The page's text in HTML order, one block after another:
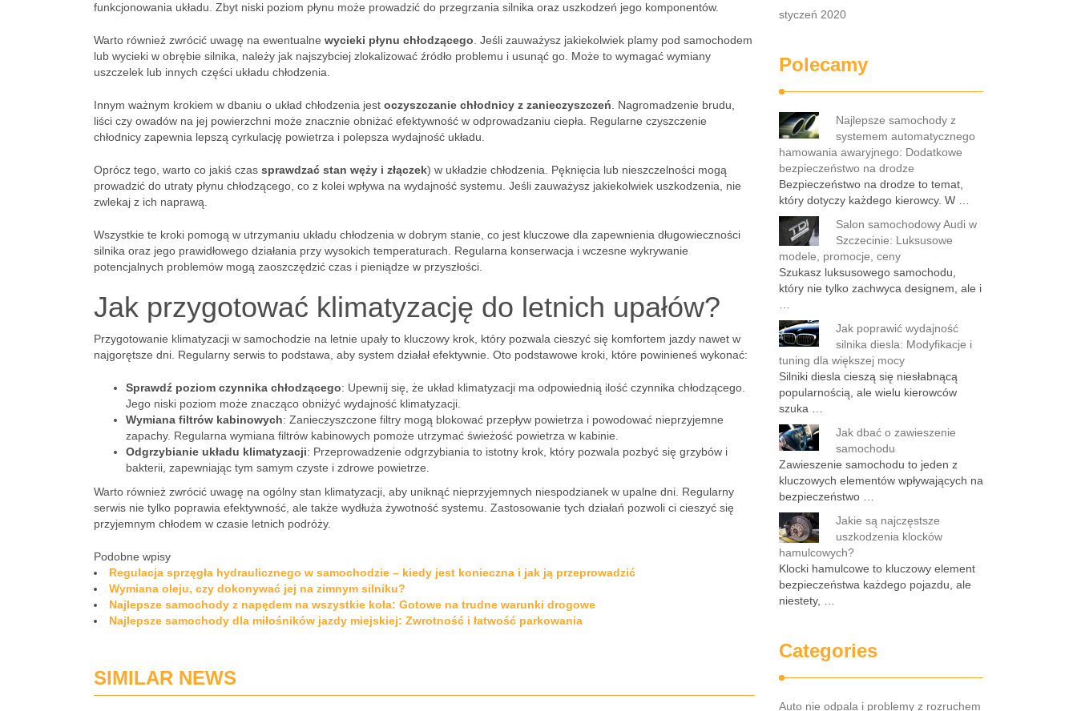
funkcjonowania układu. Zbyt niski poziom płynu może prowadzić do przegrzania silnika oraz uszkodzeń jego komponentów.
Warto również zwrócić uwagę na ewentualne wycieki płynu chłodzącego . Jeśli zauważysz jakiekolwiek plamy pod samochodem
lub wycieki w obrębie silnika, należy jak najszybciej zlokalizować źródło problemu i usunąć go. Może to wymagać wymiany
uszczelek lub innych części układu chłodzenia.
Innym ważnym krokiem w dbaniu o układ chłodzenia jest oczyszczanie chłodnicy z zanieczyszczeń . Nagromadzenie brudu,
liści czy owadów na jej powierzchni może znacznie obniżać efektywność w odprowadzaniu ciepła. Regularne czyszczenie
chłodnicy zapewnia lepszą cyrkulację powietrza i polepsza wydajność układu.
Oprócz tego, warto co jakiś czas sprawdzać stan węży i złączek) w układzie chłodzenia. Pęknięcia lub nieszczelności mogą
prowadzić do utraty płynu chłodzącego, co z kolei wpływa na wydajność systemu. Jeśli zauważysz jakiekolwiek uszkodzenia, nie
zwlekaj z ich naprawą.
Wszystkie te kroki pomogą w utrzymaniu układu chłodzenia w dobrym stanie, co jest kluczowe dla zapewnienia długowieczności
silnika oraz jego prawidłowego działania przy wysokich temperaturach. Regularna konserwacja i wczesne wykrywanie
potencjalnych problemów mogą zaoszczędzić czas i pieniądze w przyszłości.
Jak przygotować klimatyzację do letnich upałów?
Przygotowanie klimatyzacji w samochodzie na letnie upały to kluczowy krok, który pozwala cieszyć się komfortem jazdy nawet w
najgorętsze dni. Regularny serwis to podstawa, aby system działał efektywnie. Oto podstawowe kroki, które powinieneś wykonać:
Sprawdź poziom czynnika chłodzącego: Upewnij się, że układ klimatyzacji ma odpowiednią ilość czynnika chłodzącego.
Jego niski poziom może znacząco obniżyć wydajność klimatyzacji.
Wymiana filtrów kabinowych: Zanieczyszczone filtry mogą blokować przepływ powietrza i powodować nieprzyjemne
zapachy. Regularna wymiana filtrów kabinowych pomoże utrzymać świeżość powietrza w kabinie.
Odgrzybianie układu klimatyzacji: Przeprowadzenie odgrzybiania to istotny krok, który pozwala pozbyć się grzybów i
bakterii, zapewniając tym samym czyste i zdrowe powietrze.
Warto również zwrócić uwagę na ogólny stan klimatyzacji, aby uniknąć nieprzyjemnych niespodzianek w upalne dni. Regularny
serwis nie tylko poprawia efektywność, ale także wydłuża żywotność systemu. Zastosowanie tych działań pozwoli ci cieszyć się
przyjemnym chłodem w czasie letnich podróży.
Podobne wpisy
Regulacja sprzęgła hydraulicznego w samochodzie – kiedy jest konieczna i jak ją przeprowadzić
Wymiana oleju, czy dokonywać jej na zimnym silniku?
Najlepsze samochody z napędem na wszystkie koła: Gotowe na trudne warunki drogowe
Najlepsze samochody dla miłośników jazdy miejskiej: Zwrotność i łatwość parkowania
SIMILAR NEWS
styczeń 2020
Polecamy
Najlepsze samochody z
systemem automatycznego
hamowania awaryjnego: Dodatkowe
bezpieczeństwo na drodze
Bezpieczeństwo na drodze to temat,
który dotyczy każdego kierowcy. W …
Salon samochodowy Audi w
Szczecinie: Luksusowe
modele, promocje, ceny
Szukasz luksusowego samochodu,
który nie tylko zachwyca designem, ale i
Jak poprawić wydajność
silnika diesla: Modyfikacje i
tuning dla większej mocy
Silniki diesla cieszą się niesłabnącą
popularnością, ale wielu kierowców
szuka …
Jak dbać o zawieszenie
samochodu
Zawieszenie samochodu to jeden z
kluczowych elementów wpływających na
bezpieczeństwo …
Jakie są najczęstsze
uszkodzenia klocków
hamulcowych?
Klocki hamulcowe to kluczowy element
bezpieczeństwa każdego pojazdu, ale
niestety, …
Categories
Auto nie odpala i problemy z rozruchem